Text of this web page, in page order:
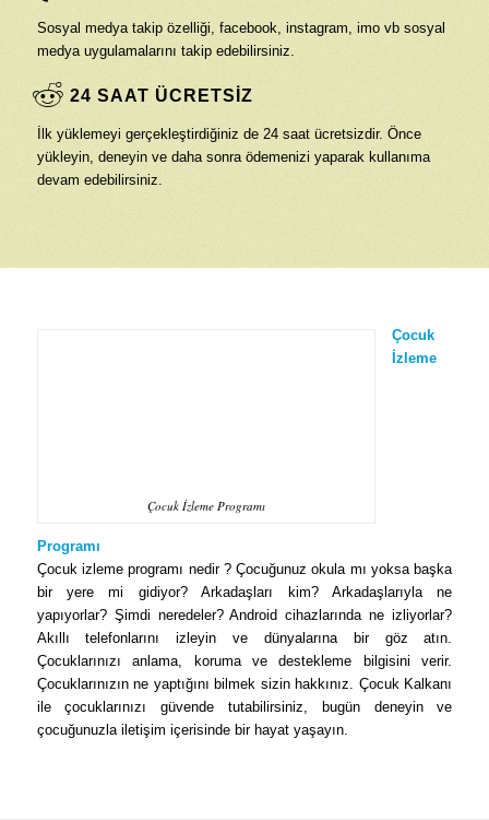
Sosyal medya takip özelliği, facebook, instagram, imo vb sosyal
medya uygulamalarını takip edebilirsiniz.
24 SAAT ÜCRETSİZ
İlk yüklemeyi gerçekleştirdiğiniz de 24 saat ücretsizdir. Önce
yükleyin, deneyin ve daha sonra ödemenizi yaparak kullanıma
devam edebilirsiniz.
Çocuk İzleme Programı
Çocuk
İzleme
Programı
Çocuk izleme programı nedir ? Çocuğunuz okula mı yoksa başka
bir yere mi gidiyor? Arkadaşları kim? Arkadaşlarıyla ne
yapıyorlar? Şimdi neredeler? Android cihazlarında ne izliyorlar?
Akıllı telefonlarını izleyin ve dünyalarına bir göz atın.
Çocuklarınızı anlama, koruma ve destekleme bilgisini verir.
Çocuklarınızın ne yaptığını bilmek sizin hakkınız. Çocuk Kalkanı
ile çocuklarınızı güvende tutabilirsiniz, bugün deneyin ve
çocuğunuzla iletişim içerisinde bir hayat yaşayın.